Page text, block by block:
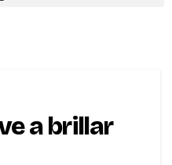
a brillar